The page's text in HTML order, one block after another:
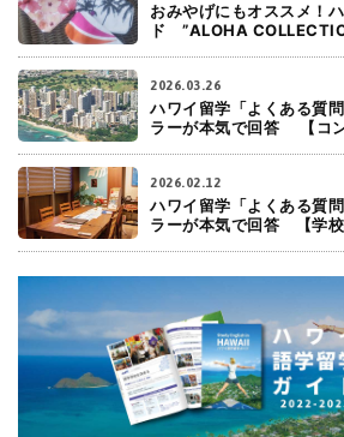
おみやげにもオススメ！
ド ”ALOHA
2026.03.26
ハワイ留学「よくある質
ラーが本気で回答 【コン
2026.02.12
ハワイ留学「よくある質
ラーが本気で回答 【学校